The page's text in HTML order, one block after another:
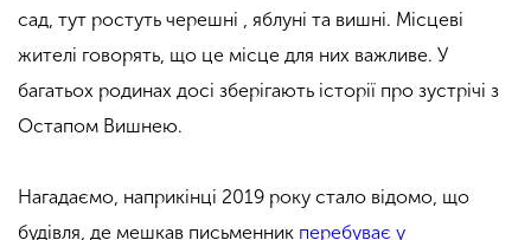
сад, тут ростуть черешні , яблуні та вишні. Місцеві
жителі говорять, що це місце для них важливе. У
багатьох родинах досі зберігають історії про зустрічі з
Остапом Вишнею.
Нагадаємо, наприкінці 2019 року стало відомо, що
будівля, де мешкав письменник перебуває у